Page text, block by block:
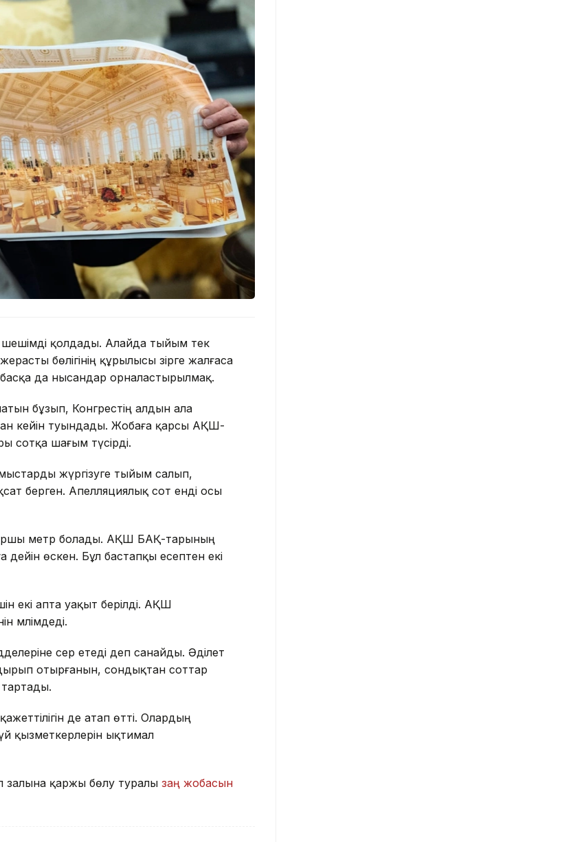
қолдады. Алайда тыйым тек
бөлігінің құрылысы әзірге жалғаса
да нысандар орналастырылмақ.
бұзып, Конгрестің алдын ала
кейін туындады. Жобаға қарсы АҚШ-
сотқа шағым түсірді.
жүргізуге тыйым салып,
берген. Апелляциялық сот енді осы
метр болады. АҚШ БАҚ-тарының
өскен. Бұл бастапқы есептен екі
екі апта уақыт берілді. АҚШ
мәлімдеді.
әсер етеді деп санайды. Әділет
отырғанын, сондықтан соттар
де атап өтті. Олардың
қызметкерлерін ықтимал
залына қаржы бөлу туралы заң жобасын